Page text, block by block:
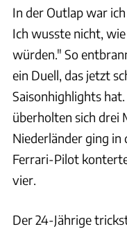
In der Outlap war
Ich wusste nicht,
würden." So
ein Duell, das jetzt
Saisonhighlights
überholten sich drei
Niederländer ging
Ferrari-Pilot
vier.
Der 24-Jährige